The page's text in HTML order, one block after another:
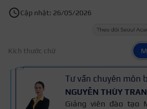
Cập nhật: 26/05/2026
Kích thước chữ
Tư vấn chuyên môn
NGUYỄN THÙY
Giảng viên đào tạo